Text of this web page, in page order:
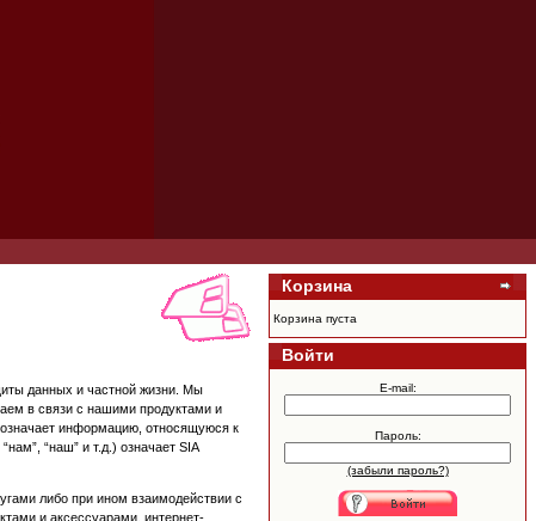
данных и частной жизни. Мы
в связи с нашими продуктами и
информацию, относящуюся к
“наш” и т.д.) означает SIA
либо при ином взаимодействии с
и аксессуарами, интернет-
Корзина
Корзина пуста
Войти
E-mail:
Пароль:
(забыли пароль?)